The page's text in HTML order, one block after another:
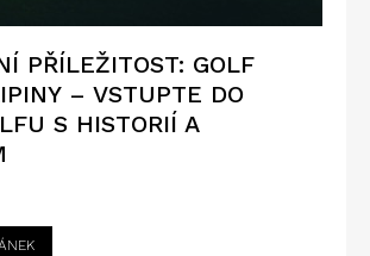
PŘÍLEŽITOST: GOLF
– VSTUPTE DO
S HISTORIÍ A